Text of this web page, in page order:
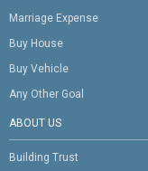
Marriage Expense
Buy House
Buy Vehicle
Any Other Goal
ABOUT US
Building Trust